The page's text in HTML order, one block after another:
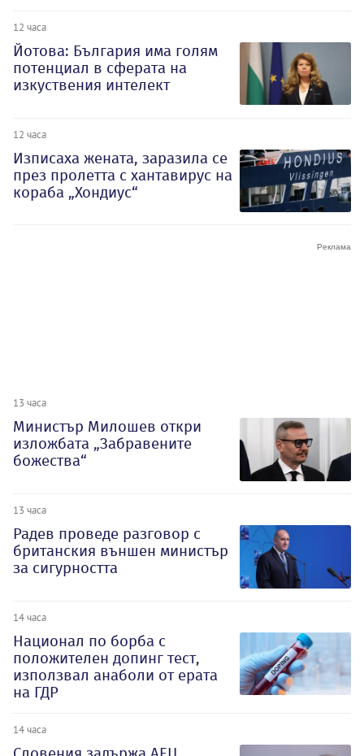
12 часа
Йотова: България има голям
потенциал в сферата на
изкуствения интелект
12 часа
Изписаха жената, заразила се
през пролетта с хантавирус на
кораба „Хондиус“
13 часа
Министър Милошев откри
изложбата „Забравените
божества“
13 часа
Радев проведе разговор с
британския външен министър
за сигурността
14 часа
Национал по борба с
положителен допинг тест,
използвал анаболи от ерата
на ГДР
14 часа